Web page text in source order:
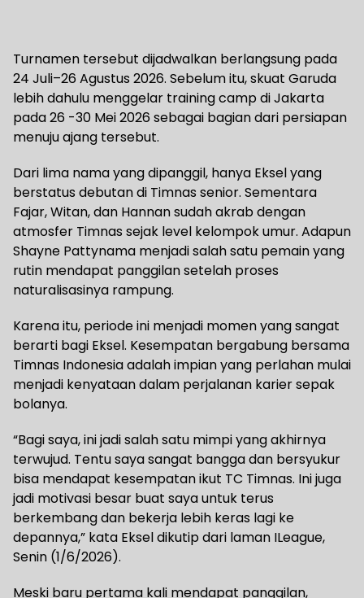
Turnamen tersebut dijadwalkan berlangsung pada
24 Juli–26 Agustus 2026. Sebelum itu, skuat Garuda
lebih dahulu menggelar training camp di Jakarta
pada 26 -30 Mei 2026 sebagai bagian dari persiapan
menuju ajang tersebut.
Dari lima nama yang dipanggil, hanya Eksel yang
berstatus debutan di Timnas senior. Sementara
Fajar, Witan, dan Hannan sudah akrab dengan
atmosfer Timnas sejak level kelompok umur. Adapun
Shayne Pattynama menjadi salah satu pemain yang
rutin mendapat panggilan setelah proses
naturalisasinya rampung.
Karena itu, periode ini menjadi momen yang sangat
berarti bagi Eksel. Kesempatan bergabung bersama
Timnas Indonesia adalah impian yang perlahan mulai
menjadi kenyataan dalam perjalanan karier sepak
bolanya.
“Bagi saya, ini jadi salah satu mimpi yang akhirnya
terwujud. Tentu saya sangat bangga dan bersyukur
bisa mendapat kesempatan ikut TC Timnas. Ini juga
jadi motivasi besar buat saya untuk terus
berkembang dan bekerja lebih keras lagi ke
depannya,” kata Eksel dikutip dari laman ILeague,
Senin (1/6/2026).
Meski baru pertama kali mendapat panggilan,